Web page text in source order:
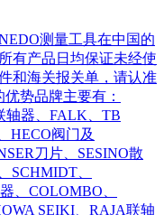
测量工具在中国的
有产品日均保证未经使
和海关报关单，请认准
势品牌主要有：
轴器、FALK、TB
HECO阀门及
刀片、SESINO散
SCHMIDT、
、COLOMBO、
SEIKI、RAJA联轴